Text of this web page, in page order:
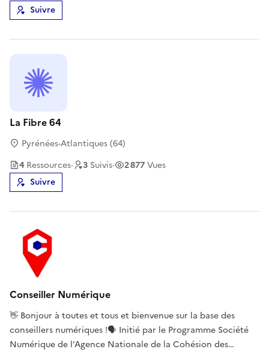
Suivre
La Fibre 64
Pyrénées-Atlantiques (64)
4 Ressources· 3 Suivis· 2 877Vues
Suivre
Conseiller Numérique
👋 Bonjour à toutes et tous et bienvenue sur la base des
conseillers numériques !🗣 Initié par le Programme Société
Numérique de l’Agence Nationale de la Cohésion des